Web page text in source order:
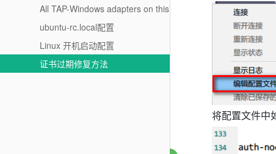
All TAP-Windows adapters on this system are curren
ubuntu-rc.local配置
Linux 开机启动配置
证书过期修复方法
将配置文件中